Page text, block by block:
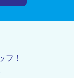
フ！